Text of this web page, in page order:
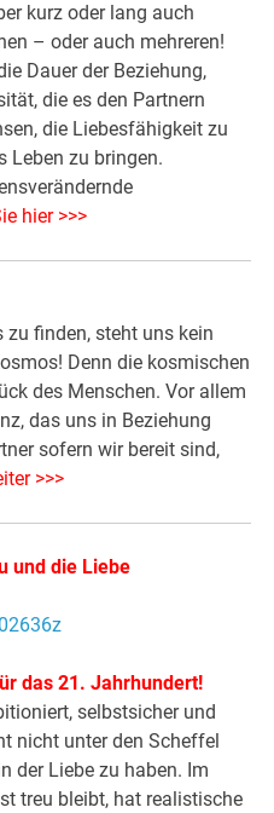
kurz oder lang auch
– oder auch mehreren!
Dauer der Beziehung,
die es den Partnern
die Liebesfähigkeit zu
Leben zu bringen.
hier >>>
zu finden, steht uns kein
Denn die kosmischen
des Menschen. Vor allem
das uns in Beziehung
sofern wir bereit sind,
>>>
und die Liebe
das 21. Jahrhundert!
selbstsicher und
nicht unter den Scheffel
der Liebe zu haben. Im
treu bleibt, hat realistische